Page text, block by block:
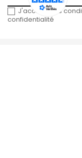
J'accepte les
confidentialité